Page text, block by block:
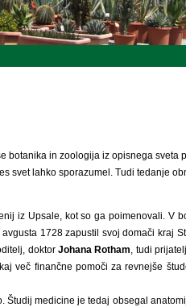
botanika in zoologija iz opisnega sveta
svet lahko sporazumel. Tudi tedanje
iz Upsale, kot so ga poimenovali. V
1728 zapustil svoj domači kraj
doktorJohana Rotham, tudi
več finančne pomoči za revnejše
medicine je tedaj obsegal